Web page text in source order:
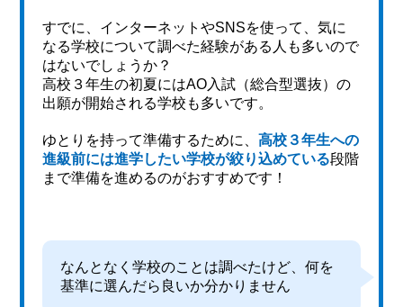
すでに、インターネットやSNSを使って、気に
なる学校について調べた経験がある人も多いので
はないでしょうか？
高校３年生の初夏にはAO入試（総合型選抜）の
出願が開始される学校も多いです。
ゆとりを持って準備するために、高校３年生への
進級前には進学したい学校が絞り込めている段階
まで準備を進めるのがおすすめです！
なんとなく学校のことは調べたけど、何を
基準に選んだら良いか分かりません